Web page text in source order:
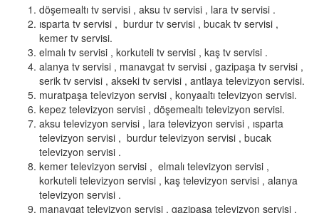
döşemealtı tv servisi , aksu tv servisi , lara tv servisi .
ısparta tv servisi , burdur tv servisi , bucak tv servisi ,
kemer tv servisi.
elmalı tv servisi , korkuteli tv servisi , kaş tv servisi .
alanya tv servisi , manavgat tv servisi , gazipaşa tv servisi ,
serik tv servisi , akseki tv servisi , antlaya televizyon servisi.
muratpaşa televizyon servisi , konyaaltı televizyon servisi.
kepez televizyon servisi , döşemealtı televizyon servisi.
aksu televizyon servisi , lara televizyon servisi , ısparta
televizyon servisi , burdur televizyon servisi , bucak
televizyon servisi .
kemer televizyon servisi , elmalı televizyon servisi ,
korkuteli televizyon servisi , kaş televizyon servisi , alanya
televizyon servisi .
manavgat televizyon servisi , gazipaşa televizyon servisi .